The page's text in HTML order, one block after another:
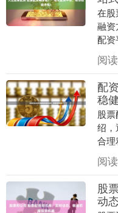
在股
融资
配资
言
要
阅读
配
稳
股
绍，
合理
当
指
阅读
股
动